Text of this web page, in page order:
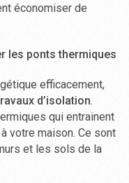
économiser de
les ponts thermiques
efficacement,
d’isolation.
qui entrainent
votre maison. Ce sont
et les sols de la